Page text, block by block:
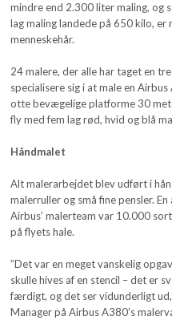
mindre end 2.300 liter maling, og
lag maling landede på 650 kilo,
menneskehår.
24 malere, der alle har taget en
specialisere sig i at male en
otte bevægelige platforme 30
fly med fem lag rød, hvid og blå
Håndmalet
Alt malerarbejdet blev udført i
malerruller og små fine pensler.
Airbus’ malerteam var 10.000
på flyets hale.
”Det var en meget vanskelig
skulle hives af en stencil – det er
færdigt, og det ser vidunderligt
Manager på Airbus A380’s